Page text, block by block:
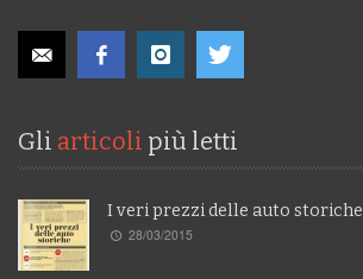
Gli articoli più letti
I veri prezzi delle auto storiche
28/03/2015